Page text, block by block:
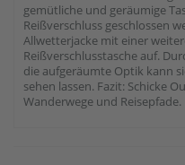
gemütliche und geräumige
Reißverschluss geschlossen
Allwetterjacke mit einer
Reißverschlusstasche auf.
die aufgeräumte Optik kann
sehen lassen. Fazit: Schicke
Wanderwege und Reisepfade.